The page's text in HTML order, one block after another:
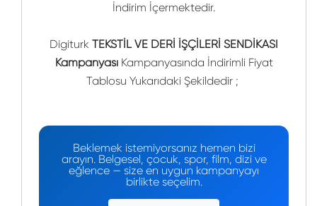
İndirim İçermektedir.
Digiturk TEKSTİL VE DERİ İŞÇİLERİ SENDİKASI
KampanyasıKampanyasında İndirimli Fiyat
Tablosu Yukarıdaki Şekildedir ;
Beklemek istemiyorsanız hemen bizi
arayın. Belgesel, çocuk, spor, film, dizi ve
eğlence — size en uygun kampanyayı
birlikte seçelim.